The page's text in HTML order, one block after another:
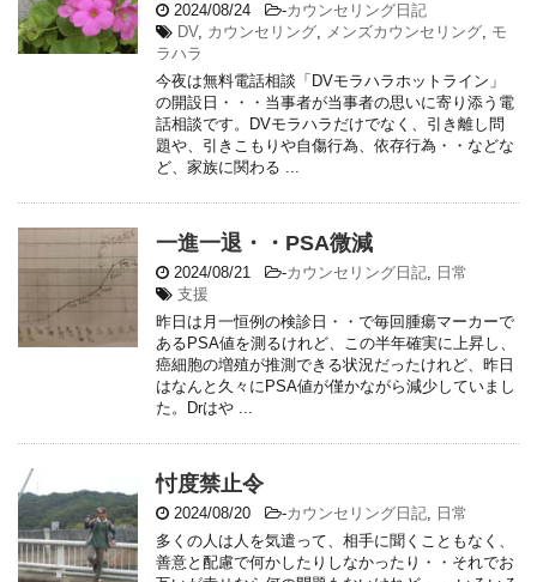
2024/08/24 -カウンセリング日記
DV, カウンセリング, メンズカウンセリング, モ
ラハラ
今夜は無料電話相談「DVモラハラホットライン」
の開設日・・・当事者が当事者の思いに寄り添う電
話相談です。DVモラハラだけでなく、引き離し問
題や、引きこもりや自傷行為、依存行為・・などな
ど、家族に関わる ...
一進一退・・PSA微減
2024/08/21 -カウンセリング日記, 日常
支援
昨日は月一恒例の検診日・・で毎回腫瘍マーカーで
あるPSA値を測るけれど、この半年確実に上昇し、
癌細胞の増殖が推測できる状況だったけれど、昨日
はなんと久々にPSA値が僅かながら減少していまし
た。Drはや ...
忖度禁止令
2024/08/20 -カウンセリング日記, 日常
多くの人は人を気遣って、相手に聞くこともなく、
善意と配慮で何かしたりしなかったり・・それでお